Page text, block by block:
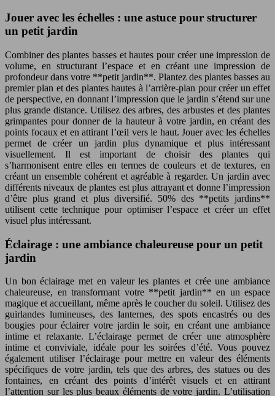
Jouer avec les échelles : une astuce pour structurer
un petit jardin
Combiner des plantes basses et hautes pour créer une impression de
volume, en structurant l’espace et en créant une impression de
profondeur dans votre **petit jardin**. Plantez des plantes basses au
premier plan et des plantes hautes à l’arrière-plan pour créer un effet
de perspective, en donnant l’impression que le jardin s’étend sur une
plus grande distance. Utilisez des arbres, des arbustes et des plantes
grimpantes pour donner de la hauteur à votre jardin, en créant des
points focaux et en attirant l’œil vers le haut. Jouer avec les échelles
permet de créer un jardin plus dynamique et plus intéressant
visuellement. Il est important de choisir des plantes qui
s’harmonisent entre elles en termes de couleurs et de textures, en
créant un ensemble cohérent et agréable à regarder. Un jardin avec
différents niveaux de plantes est plus attrayant et donne l’impression
d’être plus grand et plus diversifié. 50% des **petits jardins**
utilisent cette technique pour optimiser l’espace et créer un effet
visuel plus intéressant.
Éclairage : une ambiance chaleureuse pour un petit
jardin
Un bon éclairage met en valeur les plantes et crée une ambiance
chaleureuse, en transformant votre **petit jardin** en un espace
magique et accueillant, même après le coucher du soleil. Utilisez des
guirlandes lumineuses, des lanternes, des spots encastrés ou des
bougies pour éclairer votre jardin le soir, en créant une ambiance
intime et relaxante. L’éclairage permet de créer une atmosphère
intime et conviviale, idéale pour les soirées d’été. Vous pouvez
également utiliser l’éclairage pour mettre en valeur des éléments
spécifiques de votre jardin, tels que des arbres, des statues ou des
fontaines, en créant des points d’intérêt visuels et en attirant
l’attention sur les plus beaux éléments de votre jardin. L’utilisation